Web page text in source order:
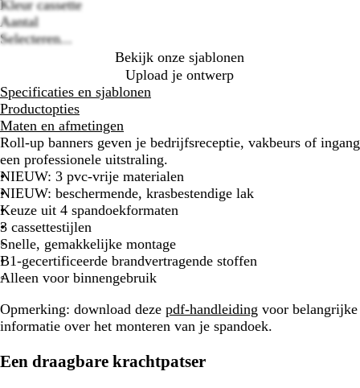
Kleur cassette
Z
i
e
r
Z
w
t
Aantal
Selecteren...
Bekijk onze sjablonen
Upload je ontwerp
Specificaties en sjablonen
Productopties
Maten en afmetingen
Roll-up banners geven je bedrijfsreceptie, vakbeurs of ingang
een professionele uitstraling.
NIEUW: 3 pvc-vrije materialen
NIEUW: beschermende, krasbestendige lak
Keuze uit 4 spandoekformaten
3 cassettestijlen
Snelle, gemakkelijke montage
B1-gecertificeerde brandvertragende stoffen
Alleen voor binnengebruik
Opmerking: download deze pdf-handleiding voor belangrijke
informatie over het monteren van je spandoek.
Een draagbare krachtpatser